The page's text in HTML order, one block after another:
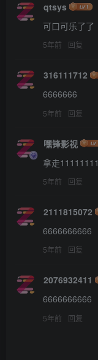
qtsys
可口可乐了了
5年前 回复
316111712
6666666
5年前 回复
嘿锋影视
拿走11111111
5年前 回复
2111815072
6666666666
5年前 回复
2076932411
6666666666
5年前 回复